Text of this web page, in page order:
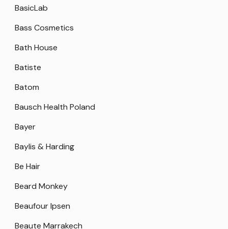
BasicLab
Bass Cosmetics
Bath House
Batiste
Batom
Bausch Health Poland
Bayer
Baylis & Harding
Be Hair
Beard Monkey
Beaufour Ipsen
Beaute Marrakech